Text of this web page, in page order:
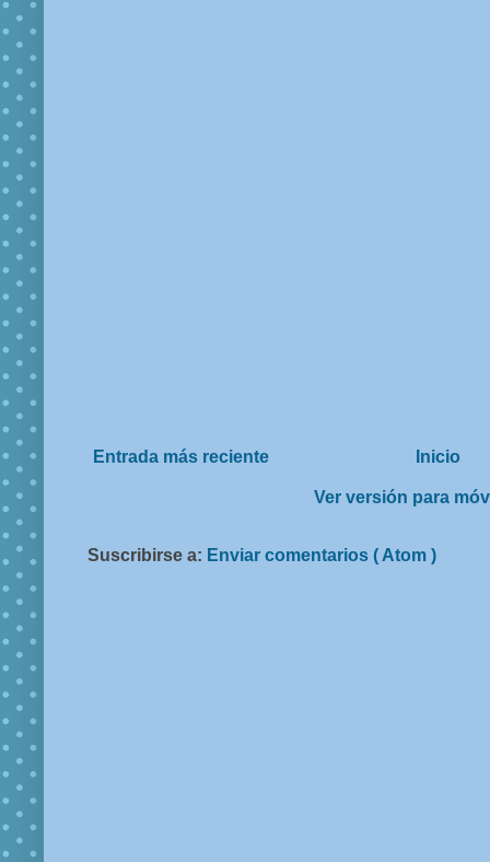
Entrada más reciente Inicio
Ver versión para
Suscribirse a: Enviar comentarios ( Atom )